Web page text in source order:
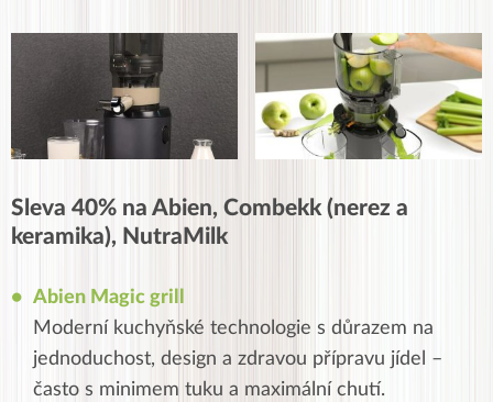
Sleva 40% na Abien, Combekk (nerez a
keramika), NutraMilk
Abien Magic grill
Moderní kuchyňské technologie s důrazem na
jednoduchost, design a zdravou přípravu jídel –
často s minimem tuku a maximální chutí.